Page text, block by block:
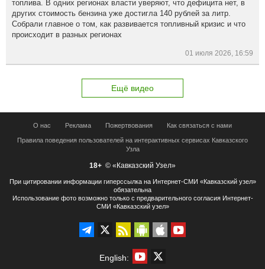
топлива. В одних регионах власти уверяют, что дефицита нет, в
других стоимость бензина уже достигла 140 рублей за литр.
Собрали главное о том, как развивается топливный кризис и что
происходит в разных регионах
01 июля 2026, 16:59
Ещё видео
О нас Реклама Пожертвования Как связаться с нами
Правила поведения пользователей на интерактивных сервисах Кавказского
Узла
18+ © «Кавказский Узел»
При цитировании информации гиперссылка на Интернет-СМИ «Кавказский узел»
обязательна
Использование фото возможно только с предварительного согласия Интернет-
СМИ «Кавказский узел»
English: